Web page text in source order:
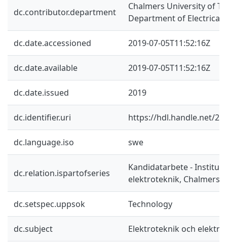
dc.contributor.department
Chalmers University of
Department of Electrical
dc.date.accessioned 2019-07-05T11:52:16Z
dc.date.available 2019-07-05T11:52:16Z
dc.date.issued 2019
dc.identifier.uri https://hdl.handle.net/
dc.language.iso swe
dc.relation.ispartofseries
Kandidatarbete -
elektroteknik, Chalmers
dc.setspec.uppsok Technology
dc.subject Elektroteknik och